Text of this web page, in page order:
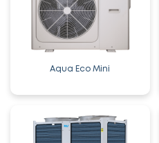
Aqua Eco Mini